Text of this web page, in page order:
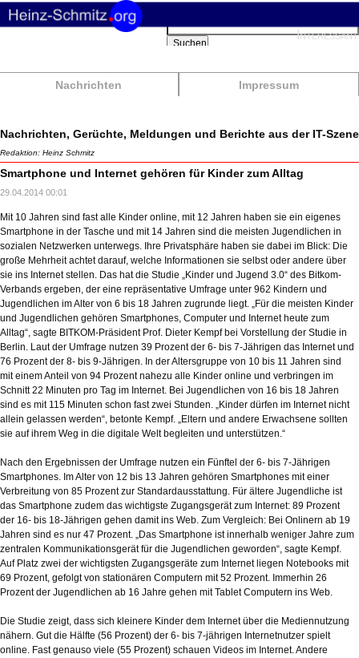
Nachrichten Impressum
Suchbegriffe
Suchen
Nachrichten, Gerüchte, Meldungen und Berichte aus der IT-Szene
Redaktion: Heinz Schmitz
Smartphone und Internet gehören für Kinder zum Alltag
29.04.2014 00:01
Mit 10 Jahren sind fast alle Kinder online, mit 12 Jahren haben sie ein eigenes
Smartphone in der Tasche und mit 14 Jahren sind die meisten Jugendlichen in
sozialen Netzwerken unterwegs. Ihre Privatsphäre haben sie dabei im Blick: Die
große Mehrheit achtet darauf, welche Informationen sie selbst oder andere über
sie ins Internet stellen. Das hat die Studie „Kinder und Jugend 3.0“ des Bitkom-
Verbands ergeben, der eine repräsentative Umfrage unter 962 Kindern und
Jugendlichen im Alter von 6 bis 18 Jahren zugrunde liegt. „Für die meisten Kinder
und Jugendlichen gehören Smartphones, Computer und Internet heute zum
Alltag“, sagte BITKOM-Präsident Prof. Dieter Kempf bei Vorstellung der Studie in
Berlin. Laut der Umfrage nutzen 39 Prozent der 6- bis 7-Jährigen das Internet und
76 Prozent der 8- bis 9-Jährigen. In der Altersgruppe von 10 bis 11 Jahren sind
mit einem Anteil von 94 Prozent nahezu alle Kinder online und verbringen im
Schnitt 22 Minuten pro Tag im Internet. Bei Jugendlichen von 16 bis 18 Jahren
sind es mit 115 Minuten schon fast zwei Stunden. „Kinder dürfen im Internet nicht
allein gelassen werden“, betonte Kempf. „Eltern und andere Erwachsene sollten
sie auf ihrem Weg in die digitale Welt begleiten und unterstützen.“
Nach den Ergebnissen der Umfrage nutzen ein Fünftel der 6- bis 7-Jährigen
Smartphones. Im Alter von 12 bis 13 Jahren gehören Smartphones mit einer
Verbreitung von 85 Prozent zur Standardausstattung. Für ältere Jugendliche ist
das Smartphone zudem das wichtigste Zugangsgerät zum Internet: 89 Prozent
der 16- bis 18-Jährigen gehen damit ins Web. Zum Vergleich: Bei Onlinern ab 19
Jahren sind es nur 47 Prozent. „Das Smartphone ist innerhalb weniger Jahre zum
zentralen Kommunikationsgerät für die Jugendlichen geworden“, sagte Kempf.
Auf Platz zwei der wichtigsten Zugangsgeräte zum Internet liegen Notebooks mit
69 Prozent, gefolgt von stationären Computern mit 52 Prozent. Immerhin 26
Prozent der Jugendlichen ab 16 Jahre gehen mit Tablet Computern ins Web.
Die Studie zeigt, dass sich kleinere Kinder dem Internet über die Mediennutzung
nähern. Gut die Hälfte (56 Prozent) der 6- bis 7-jährigen Internetnutzer spielt
online. Fast genauso viele (55 Prozent) schauen Videos im Internet. Andere